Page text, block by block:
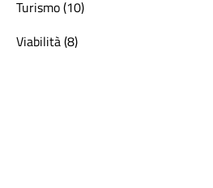
Turismo (10)
Viabilità (8)